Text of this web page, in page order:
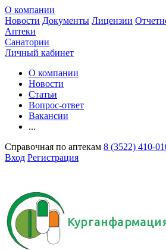
О компании
Новости Документы Лицензии
Аптеки
Санатории
Личный кабинет
О компании
Новости
Статьи
Вопрос-ответ
Вакансии
...
Справочная по аптекам 8 (3522) 410-
Вход Регистрация